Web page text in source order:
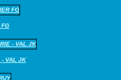
FG
- VAL JK